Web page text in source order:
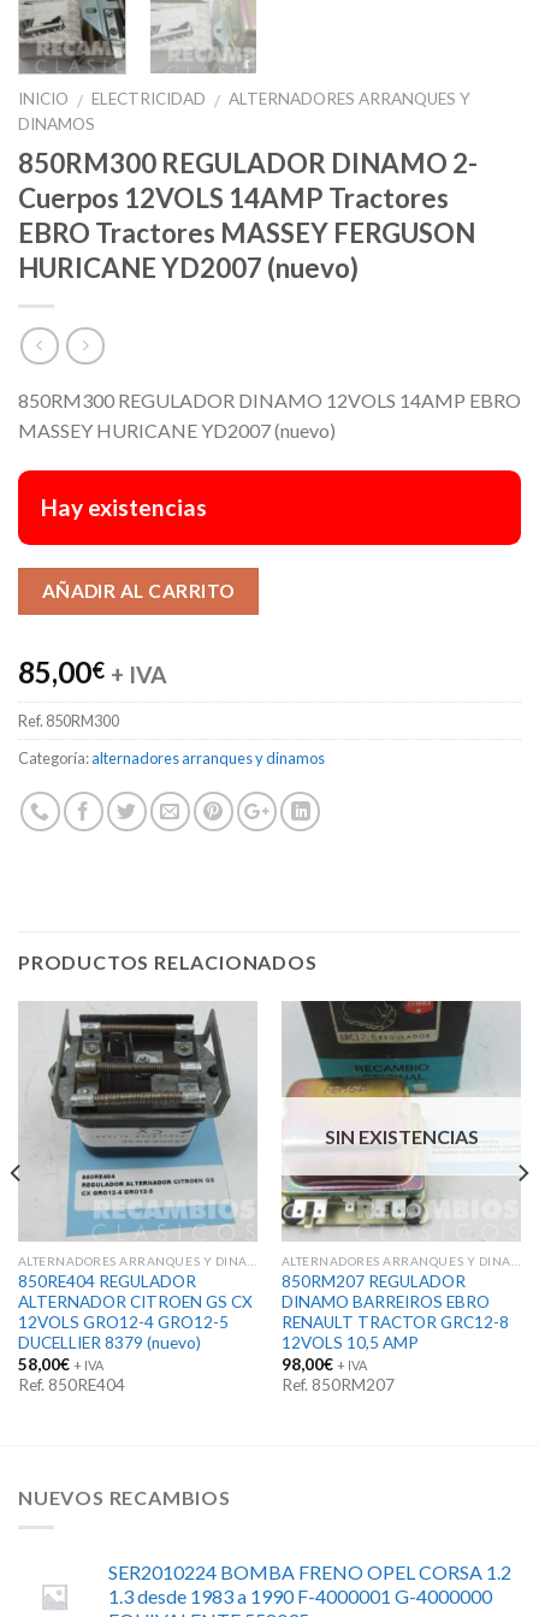
INICIO / ELECTRICIDAD / ALTERNADORES ARRANQUES Y
DINAMOS
850RM300 REGULADOR DINAMO 2-
Cuerpos 12VOLS 14AMP Tractores
EBRO Tractores MASSEY FERGUSON
HURICANE YD2007 (nuevo)
850RM300 REGULADOR DINAMO 12VOLS 14AMP EBRO
MASSEY HURICANE YD2007 (nuevo)
Hay existencias
AÑADIR AL CARRITO
85,00€ + IVA
Ref. 850RM300
Categoría:alternadores arranques y dinamos
PRODUCTOS RELACIONADOS
850RE404 REGULADOR
ALTERNADOR CITROEN GS CX
12VOLS GRO12-4 GRO12-5
DUCELLIER 8379 (nuevo)
58,00€ + IVA
Ref. 850RE404
SIN EXISTENCIAS
850RM207 REGULADOR
DINAMO BARREIROS EBRO
RENAULT TRACTOR GRC12-8
12VOLS 10,5 AMP
98,00€ + IVA
Ref. 850RM207
NUEVOS RECAMBIOS
SER2010224 BOMBA FRENO OPEL CORSA 1.2
1.3 desde 1983 a 1990 F-4000001 G-4000000